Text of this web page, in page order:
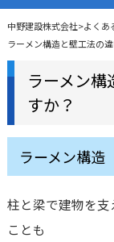
中野建設株式会社>よくあ
ラーメン構造と壁工法の
ラーメン
すか？
ラーメン構造
柱と梁で建物を
ことも